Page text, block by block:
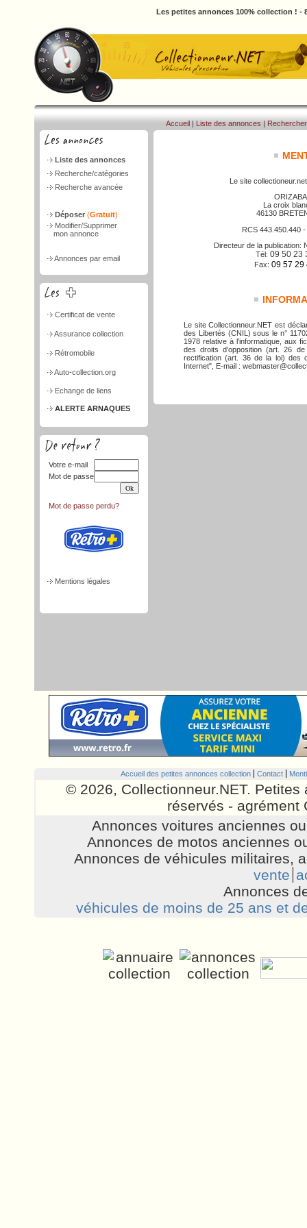
Les petites annonces 100% collection ! -
Liste des annonces
Recherche/catégories
Recherche avancée
Déposer (Gratuit)
Modifier/Supprimer
mon annonce
Annonces par email
Certificat de vente
Assurance collection
Rétromobile
Auto-collection.org
Echange de liens
ALERTE ARNAQUES
Votre e-mail
Mot de passe
Mot de passe perdu?
Mentions légales
Accueil | Liste des annonces | Rechercher
Le site
ORIZABA
La croix
46130
RCS 443.450.440
Directeur de la publication:
Tél: 09 50 23
Fax: 09 57 29
Le site Collectionneur.NET est
des Libertés (CNIL) sous le n°
1978 relative à l'informatique, aux
des droits d'opposition (art. 26
rectification (art. 36 de la loi) des
Internet", E-mail :
Accueil des petites annonces collection Contact
© 2026, Collectionneur.NET.
réservés - agrément
Annonces voitures anciennes
Annonces de motos anciennes
Annonces de véhicules militaires,
vente
Annonces
véhicules de moins de 25 ans et